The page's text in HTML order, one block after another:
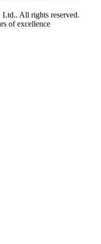
Ltd.. All rights reserved.
of excellence